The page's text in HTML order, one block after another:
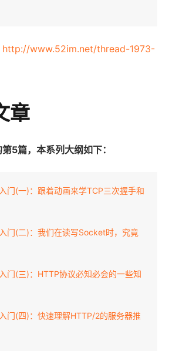
http://www.52im.net/thread-1973-
章
5篇，本系列大纲如下：
门(一)：跟着动画来学TCP三次握手和
门(二)：我们在读写Socket时，究竟
门(三)：HTTP协议必知必会的一些知
门(四)：快速理解HTTP/2的服务器推